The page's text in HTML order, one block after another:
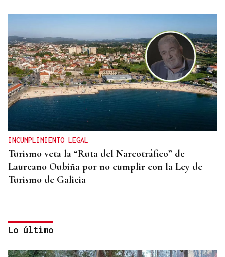
INCUMPLIMIENTO LEGAL
Turismo veta la “Ruta del Narcotráfico” de
Laureano Oubiña por no cumplir con la Ley de
Turismo de Galicia
Lo último